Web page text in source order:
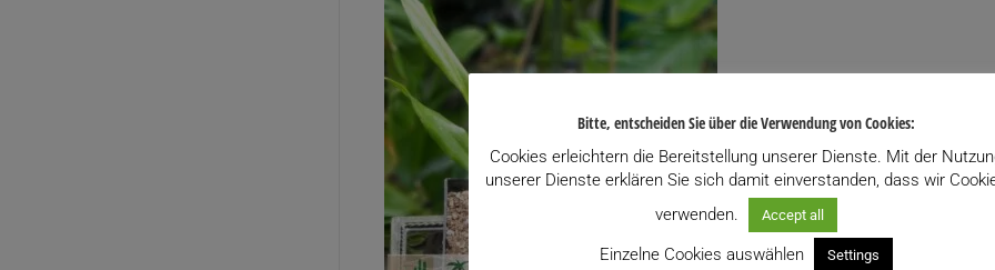
Bitte, entscheiden Sie über die Verwendung von Cookies:
Cookies erleichtern die Bereitstellung unserer Dienste. Mit der
unserer Dienste erklären Sie sich damit einverstanden, dass wir
verwenden.
Accept all
Einzelne Cookies auswählen Settings